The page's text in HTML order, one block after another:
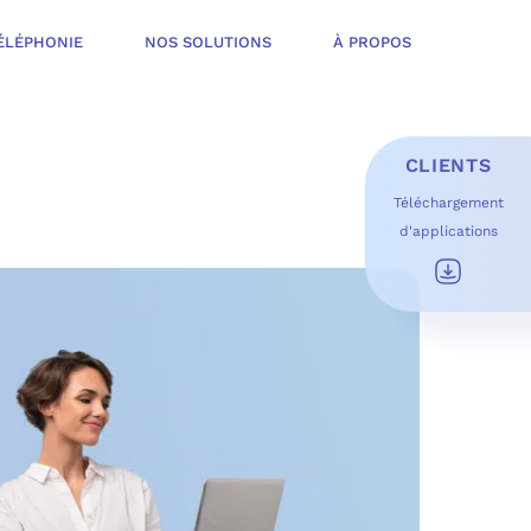
NOS SOLUTIONS À PROPOS
CLIENTS
Téléchargement
d'applications
DE TRAVAIL
DU QUOTIDIEN
STRUCTURÉE
EN CONTINU
MICROSOFT